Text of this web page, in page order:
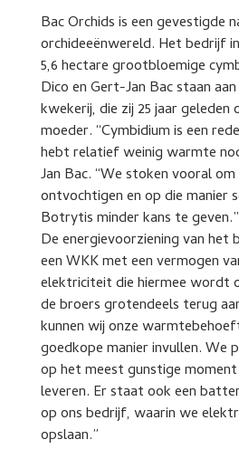
Bac Orchids is een gevestigde
orchideeënwereld. Het bedrijf
5,6 hectare grootbloemige
Dico en Gert-Jan Bac staan
kwekerij, die zij 25 jaar geleden
moeder. “Cymbidium is een
hebt relatief weinig warmte
Jan Bac. “We stoken vooral
ontvochtigen en op die manier
Botrytis minder kans te geven.”
De energievoorziening van het
een WKK met een vermogen
elektriciteit die hiermee wordt
de broers grotendeels terug
kunnen wij onze
goedkope manier invullen. We
op het meest gunstige
leveren. Er staat ook een
op ons bedrijf, waarin we
opslaan.”